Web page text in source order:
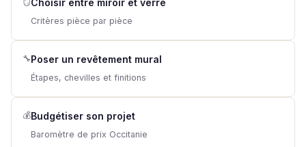
Choisir entre miroir et verre
Critères pièce par pièce
🔧Poser un revêtement mural
Étapes, chevilles et finitions
💰Budgétiser son projet
Baromètre de prix Occitanie